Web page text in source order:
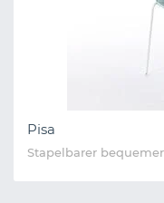
Pisa
Stapelbarer